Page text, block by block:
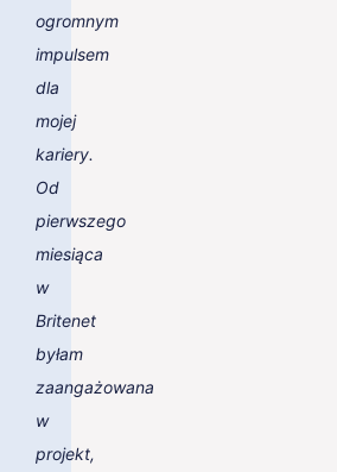
ogromnym
impulsem
dla
mojej
kariery.
Od
pierwszego
miesiąca
w
Britenet
byłam
zaangażowana
w
projekt,